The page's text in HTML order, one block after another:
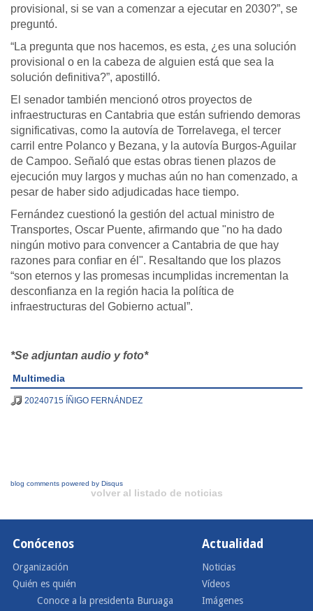
provisional, si se van a comenzar a ejecutar en 2030?”, se
preguntó.
“La pregunta que nos hacemos, es esta, ¿es una solución
provisional o en la cabeza de alguien está que sea la
solución definitiva?”, apostilló.
El senador también mencionó otros proyectos de
infraestructuras en Cantabria que están sufriendo demoras
significativas, como la autovía de Torrelavega, el tercer
carril entre Polanco y Bezana, y la autovía Burgos-Aguilar
de Campoo. Señaló que estas obras tienen plazos de
ejecución muy largos y muchas aún no han comenzado, a
pesar de haber sido adjudicadas hace tiempo.
Fernández cuestionó la gestión del actual ministro de
Transportes, Oscar Puente, afirmando que "no ha dado
ningún motivo para convencer a Cantabria de que hay
razones para confiar en él". Resaltando que los plazos
“son eternos y las promesas incumplidas incrementan la
desconfianza en la región hacia la política de
infraestructuras del Gobierno actual”.
*Se adjuntan audio y foto*
Multimedia
20240715 ÍÑIGO FERNÁNDEZ
blog comments powered by Disqus
volver al listado de noticias
Conócenos
Organización
Quién es quién
Conoce a la presidenta Buruaga
Actualidad
Noticias
Vídeos
Imágenes